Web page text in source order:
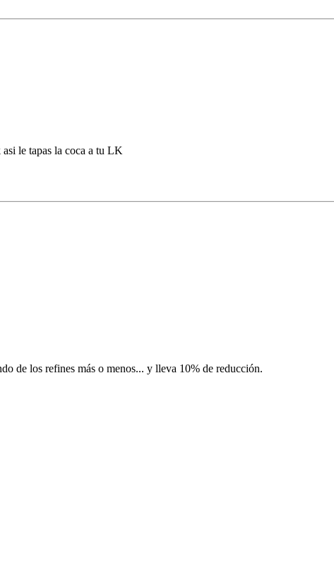
le tapas la coca a tu LK
de los refines más o menos... y lleva 10% de reducción.